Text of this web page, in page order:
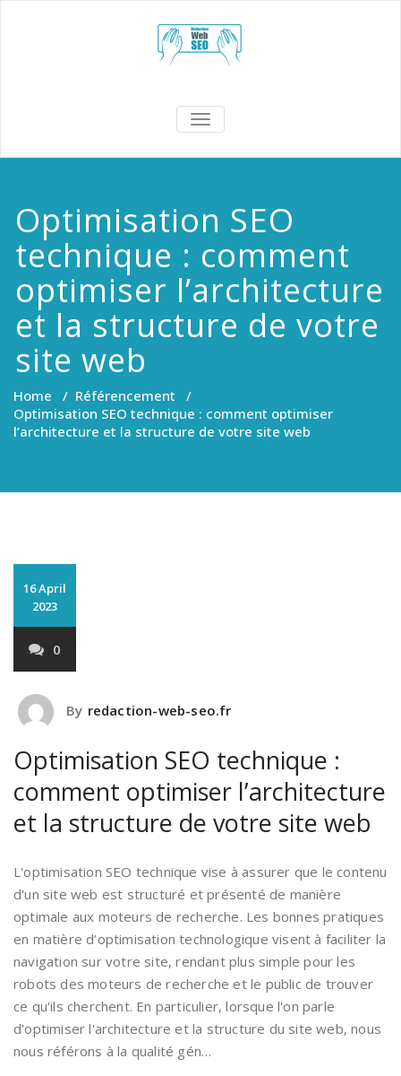
web-seo.fr
TOGGLE
NAVIGATION
Optimisation SEO
technique : comment
optimiser l’architecture
et la structure de votre
site web
Home / Référencement /
Optimisation SEO technique : comment optimiser
l’architecture et la structure de votre site web
16 April
2023
0
By redaction-web-seo.fr
Optimisation SEO technique :
comment optimiser l’architecture
et la structure de votre site web
L'optimisation SEO technique vise à assurer que le contenu
d'un site web est structuré et présenté de manière
optimale aux moteurs de recherche. Les bonnes pratiques
en matière d’optimisation technologique visent à faciliter la
navigation sur votre site, rendant plus simple pour les
robots des moteurs de recherche et le public de trouver
ce qu'ils cherchent. En particulier, lorsque l'on parle
d'optimiser l'architecture et la structure du site web, nous
nous référons à la qualité gén…